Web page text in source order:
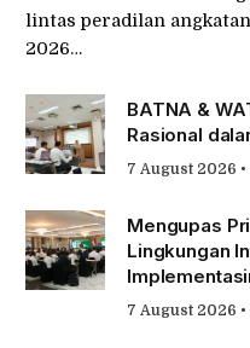
lintas peradilan
2026…
BATNA &
Rasional
7 August 2026
Mengupas
Lingkungan
7 August 2026 •